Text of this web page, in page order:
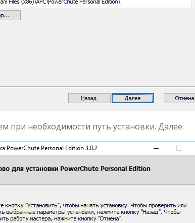
при необходимости путь установки. Далее.